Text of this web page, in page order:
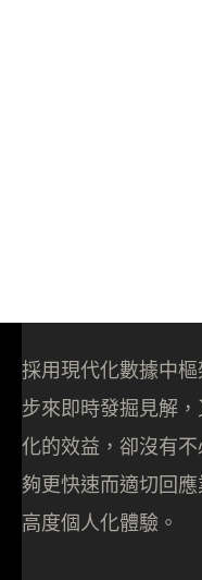
採用現代化數據中
步來即時發掘見解
化的效益，卻沒有
夠更快速而適切回
高度個人化體驗。